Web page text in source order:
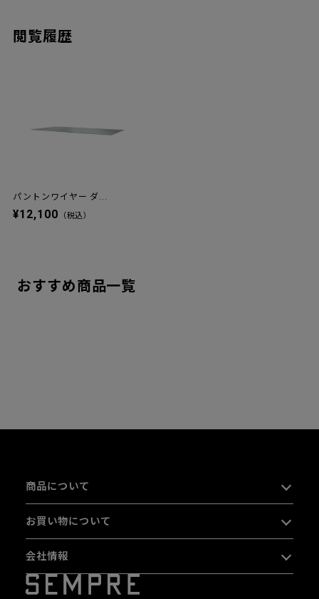
閲覧履歴
パントンワイヤー ダ...
¥12,100 （税込）
おすすめ商品一覧
商品について
お買い物について
会社情報